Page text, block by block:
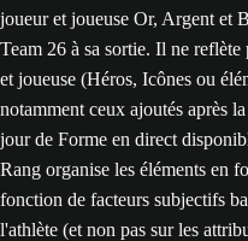
joueur et joueuse Or, Argent et
Team 26 à sa sortie. Il ne reflète
et joueuse (Héros, Icônes ou
notamment ceux ajoutés après
jour de Forme en direct
Rang organise les éléments en
fonction de facteurs subjectifs
l'athlète (et non pas sur les